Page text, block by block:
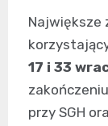
Największe
17 i 33
przy SGH